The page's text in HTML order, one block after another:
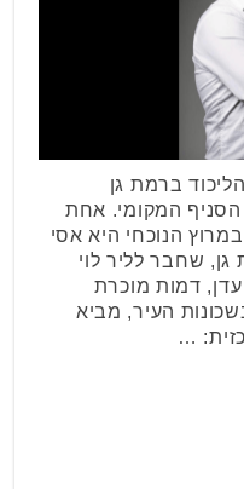
הליכוד ברמת גן
הסניף המקומי. אחת
הנוכחי היא אסי
גן, שחבר לליר לוי
עדן, דמות מוכרת
העיר, מביא
…